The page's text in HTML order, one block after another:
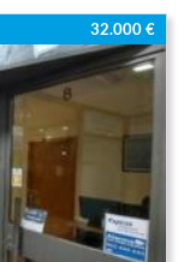
32.000 €